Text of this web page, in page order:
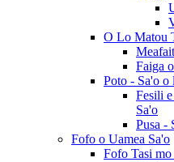
O Lo Matou
Faiga
Poto - Sa'o o
Fesili
Sa'o
Pusa -
Fofo o Uamea Sa'o
Fofo Tasi